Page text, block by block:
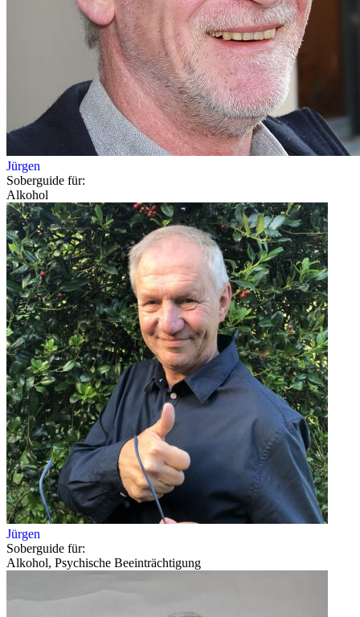
Jürgen
Soberguide für:
Alkohol
Jürgen
Soberguide für:
Alkohol, Psychische Beeinträchtigung